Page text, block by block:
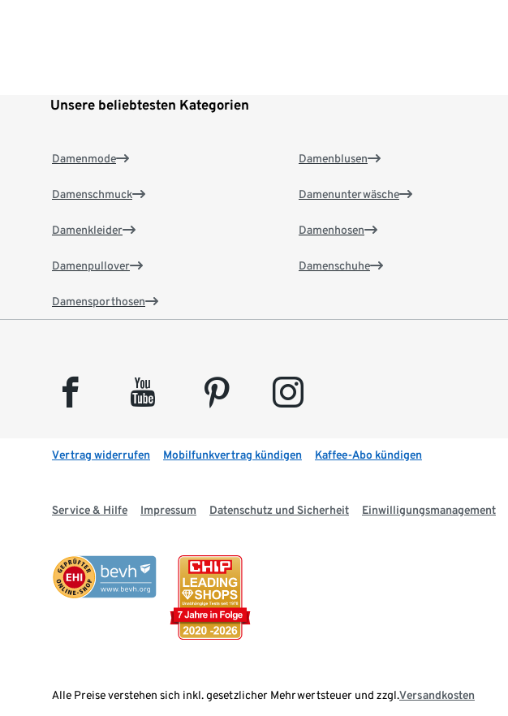
Unsere beliebtesten Kategorien
Damenmode
Damenschmuck
Damenkleider
Damenpullover
Damensporthosen
Damenblusen
Damenunterwäsche
Damenhosen
Damenschuhe
facebook youtube pinterest instagram
Vertrag widerrufen Mobilfunkvertrag kündigen Kaffee-Abo kündigen
Service & Hilfe Impressum Datenschutz und Sicherheit Einwilligungsmanagement
Alle Preise verstehen sich inkl. gesetzlicher Mehrwertsteuer und zzgl.Versandkosten